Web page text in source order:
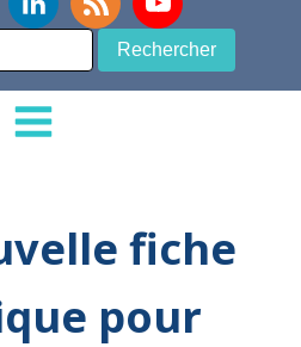
fiche
pour